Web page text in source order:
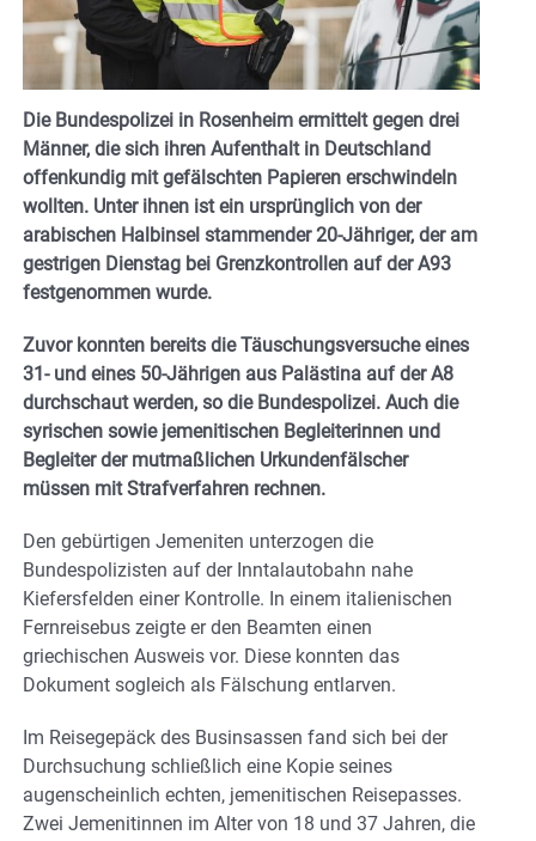
Die Bundespolizei in Rosenheim ermittelt gegen drei
Männer, die sich ihren Aufenthalt in Deutschland
offenkundig mit gefälschten Papieren erschwindeln
wollten. Unter ihnen ist ein ursprünglich von der
arabischen Halbinsel stammender 20-Jähriger, der am
gestrigen Dienstag bei Grenzkontrollen auf der A93
festgenommen wurde.
Zuvor konnten bereits die Täuschungsversuche eines
31- und eines 50-Jährigen aus Palästina auf der A8
durchschaut werden, so die Bundespolizei. Auch die
syrischen sowie jemenitischen Begleiterinnen und
Begleiter der mutmaßlichen Urkundenfälscher
müssen mit Strafverfahren rechnen.
Den gebürtigen Jemeniten unterzogen die
Bundespolizisten auf der Inntalautobahn nahe
Kiefersfelden einer Kontrolle. In einem italienischen
Fernreisebus zeigte er den Beamten einen
griechischen Ausweis vor. Diese konnten das
Dokument sogleich als Fälschung entlarven.
Im Reisegepäck des Businsassen fand sich bei der
Durchsuchung schließlich eine Kopie seines
augenscheinlich echten, jemenitischen Reisepasses.
Zwei Jemenitinnen im Alter von 18 und 37 Jahren, die